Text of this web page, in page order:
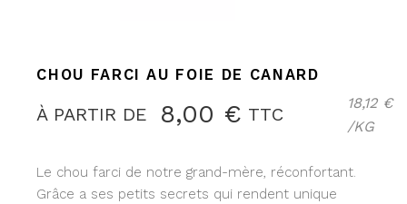
CHOU FARCI AU FOIE DE CANARD
À PARTIR DE 8,00 € TTC
18,12 €
/KG
Le chou farci de notre grand-mère, réconfortant.
Grâce a ses petits secrets qui rendent unique